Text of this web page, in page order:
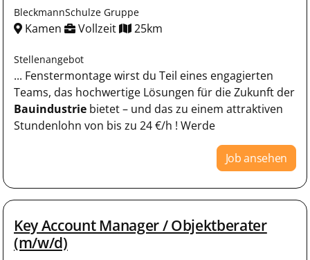
BleckmannSchulze Gruppe
Kamen Vollzeit 25km
Stellenangebot
... Fenstermontage wirst du Teil eines engagierten
Teams, das hochwertige Lösungen für die Zukunft der
Bauindustrie bietet – und das zu einem attraktiven
Stundenlohn von bis zu 24 €/h ! Werde
Job ansehen
Key Account Manager / Objektberater
(m/w/d)